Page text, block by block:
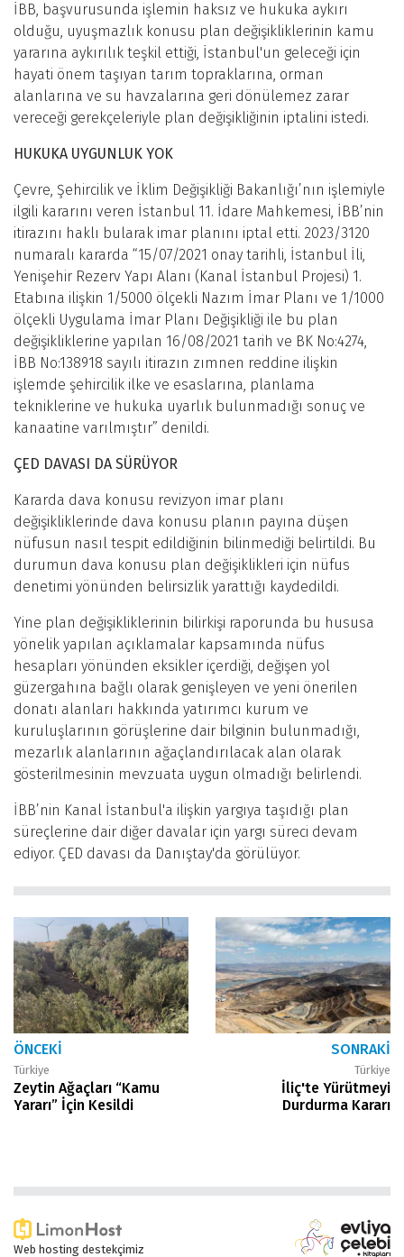
İBB, başvurusunda işlemin haksız ve hukuka aykırı
olduğu, uyuşmazlık konusu plan değişikliklerinin kamu
yararına aykırılık teşkil ettiği, İstanbul'un geleceği için
hayati önem taşıyan tarım topraklarına, orman
alanlarına ve su havzalarına geri dönülemez zarar
vereceği gerekçeleriyle plan değişikliğinin iptalini istedi.
HUKUKA UYGUNLUK YOK
Çevre, Şehircilik ve İklim Değişikliği Bakanlığı’nın işlemiyle
ilgili kararını veren İstanbul 11. İdare Mahkemesi, İBB’nin
itirazını haklı bularak imar planını iptal etti. 2023/3120
numaralı kararda “15/07/2021 onay tarihli, İstanbul İli,
Yenişehir Rezerv Yapı Alanı (Kanal İstanbul Projesi) 1.
Etabına ilişkin 1/5000 ölçekli Nazım İmar Planı ve 1/1000
ölçekli Uygulama İmar Planı Değişikliği ile bu plan
değişikliklerine yapılan 16/08/2021 tarih ve BK No:4274,
İBB No:138918 sayılı itirazın zımnen reddine ilişkin
işlemde şehircilik ilke ve esaslarına, planlama
tekniklerine ve hukuka uyarlık bulunmadığı sonuç ve
kanaatine varılmıştır” denildi.
ÇED DAVASI DA SÜRÜYOR
Kararda dava konusu revizyon imar planı
değişikliklerinde dava konusu planın payına düşen
nüfusun nasıl tespit edildiğinin bilinmediği belirtildi. Bu
durumun dava konusu plan değişiklikleri için nüfus
denetimi yönünden belirsizlik yarattığı kaydedildi.
Yine plan değişikliklerinin bilirkişi raporunda bu hususa
yönelik yapılan açıklamalar kapsamında nüfus
hesapları yönünden eksikler içerdiği, değişen yol
güzergahına bağlı olarak genişleyen ve yeni önerilen
donatı alanları hakkında yatırımcı kurum ve
kuruluşlarının görüşlerine dair bilginin bulunmadığı,
mezarlık alanlarının ağaçlandırılacak alan olarak
gösterilmesinin mevzuata uygun olmadığı belirlendi.
İBB’nin Kanal İstanbul'a ilişkin yargıya taşıdığı plan
süreçlerine dair diğer davalar için yargı süreci devam
ediyor. ÇED davası da Danıştay'da görülüyor.
ÖNCEKI
Türkiye
Zeytin Ağaçları “Kamu
Yararı” İçin Kesildi
SONRAKI
Türkiye
İliç'te Yürütmeyi
Durdurma Kararı
Web hosting destekçimiz